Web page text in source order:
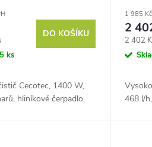
ks
DO KOŠÍKU
Cecotec, 1400 W,
hliníkové čerpadlo
1 985
2
Měrná
cena:
2 402
468 l/